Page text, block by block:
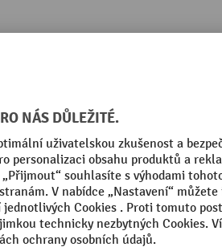
kolečka
Pneumatiky hladké
Ráfky, bezpečnostní
Segmentu